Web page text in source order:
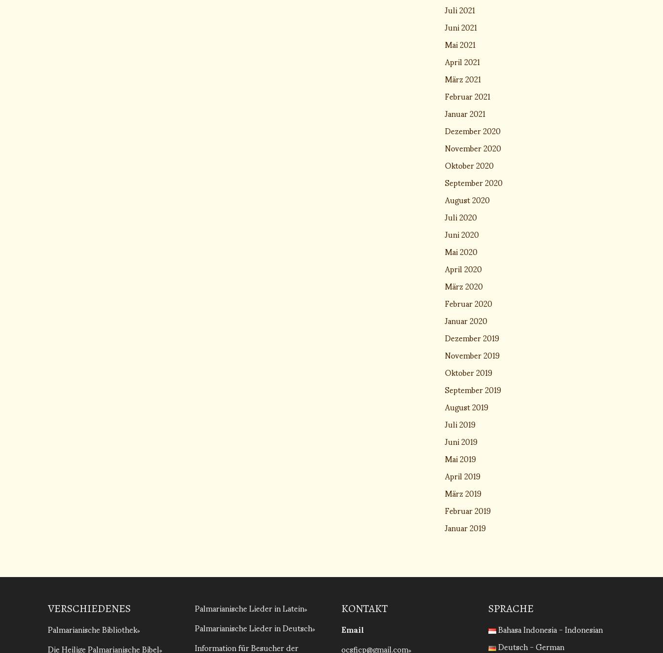
Juli 2021
Juni 2021
Mai 2021
April 2021
März 2021
Februar 2021
Januar 2021
Dezember 2020
November 2020
Oktober 2020
September 2020
August 2020
Juli 2020
Juni 2020
Mai 2020
April 2020
März 2020
Februar 2020
Januar 2020
Dezember 2019
November 2019
Oktober 2019
September 2019
August 2019
Juli 2019
Juni 2019
Mai 2019
April 2019
März 2019
Februar 2019
Januar 2019
VERSCHIEDENES
Palmarianische Bibliothek
Palmarianische Lieder in Latein
Palmarianische Lieder in Deutsch
Information für Besucher der
KONTAKT
Email
SPRACHE
Bahasa Indonesia - Indonesian
Deutsch - German